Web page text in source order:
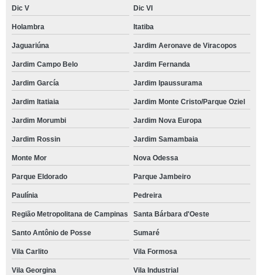
Dic V Dic VI
Holambra Itatiba
Jaguariúna Jardim Aeronave de Viracopos
Jardim Campo Belo Jardim Fernanda
Jardim García Jardim Ipaussurama
Jardim Itatiaia Jardim Monte Cristo/Parque Oziel
Jardim Morumbi Jardim Nova Europa
Jardim Rossin Jardim Samambaia
Monte Mor Nova Odessa
Parque Eldorado Parque Jambeiro
Paulínia Pedreira
Região Metropolitana de Campinas Santa Bárbara d'Oeste
Santo Antônio de Posse Sumaré
Vila Carlito Vila Formosa
Vila Georgina Vila Industrial